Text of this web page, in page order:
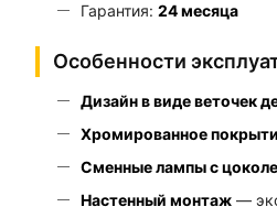
Гарантия: 24 месяца
Особенности
Дизайн в виде веточек
Хромированное
Сменные лампы с
Настенный монтаж —